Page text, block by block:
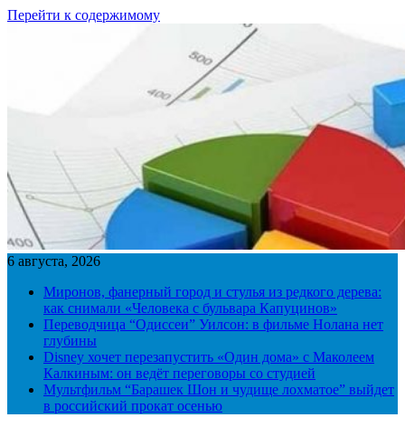
Перейти к содержимому
6 августа, 2026
Миронов, фанерный город и стулья из редкого дерева:
как снимали «Человека с бульвара Капуцинов»
Переводчица “Одиссеи” Уилсон: в фильме Нолана нет
глубины
Disney хочет перезапустить «Один дома» с Маколеем
Калкиным: он ведёт переговоры со студией
Мультфильм “Барашек Шон и чудище лохматое” выйдет
в российский прокат осенью